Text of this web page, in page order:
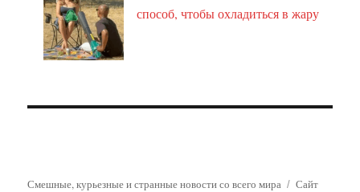
способ, чтобы охладиться в жару
Смешные, курьезные и странные новости со всего мира
Сайт